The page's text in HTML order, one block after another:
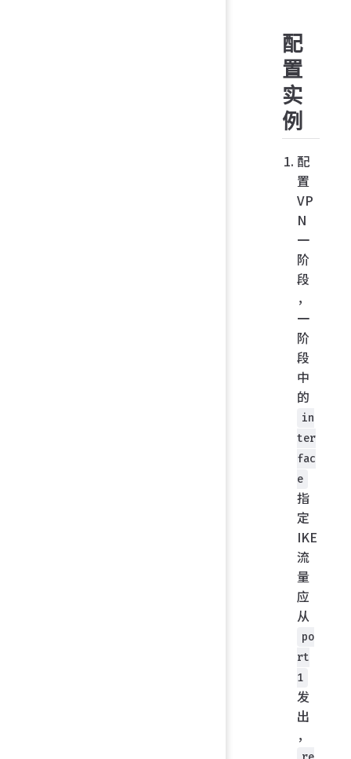
配
置
实
例
配
置
VP
N
一
阶
段
，
一
阶
段
中
的
in
ter
fac
e
指
定
IKE
流
量
应
从
po
rt
1
发
出
，